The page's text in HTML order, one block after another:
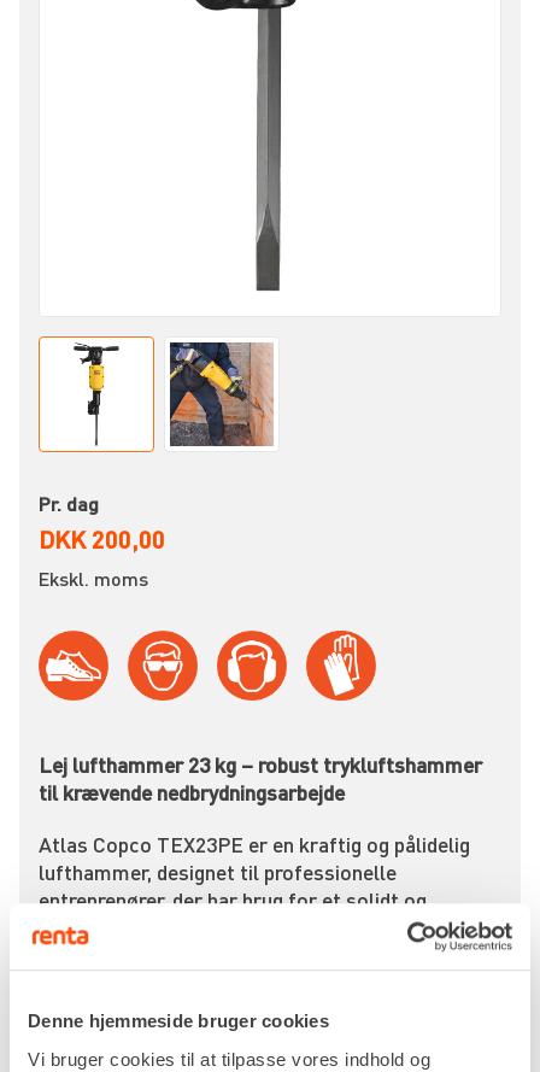
Denne hjemmeside bruger cookies
Vi bruger cookies til at tilpasse vores indhold og
Pr. dag
DKK 200,00
Ekskl. moms
Lej lufthammer 23 kg – robust trykluftshammer
til krævende nedbrydningsarbejde
Atlas Copco TEX23PE er en kraftig og pålidelig
lufthammer, designet til professionelle
entreprenører, der har brug for et solidt og
effektivt værktøj til nedbrydningsopgaver i bløde
og medium hårde materialer som beton, asfalt og
balance er den et sikkert valg til både
byggepladser, værksteder og anlægsprojekter.